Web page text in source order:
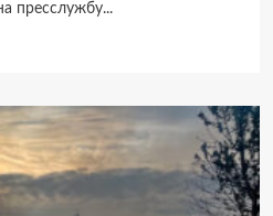
пресслужбу...